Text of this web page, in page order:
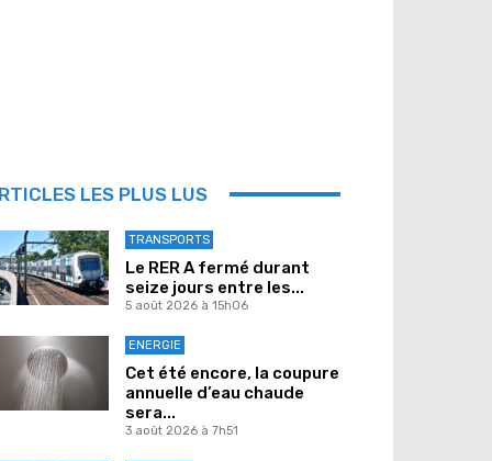
LES PLUS LUS
TRANSPORTS
Le RER A fermé durant
seize jours entre les...
5 août 2026 à 15h06
ENERGIE
Cet été encore, la coupure
annuelle d’eau chaude
sera...
3 août 2026 à 7h51